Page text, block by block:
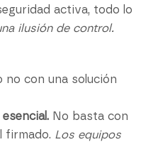
activa, todo lo
ilusión de control.
no con una solución
No basta con
firmado. Los equipos